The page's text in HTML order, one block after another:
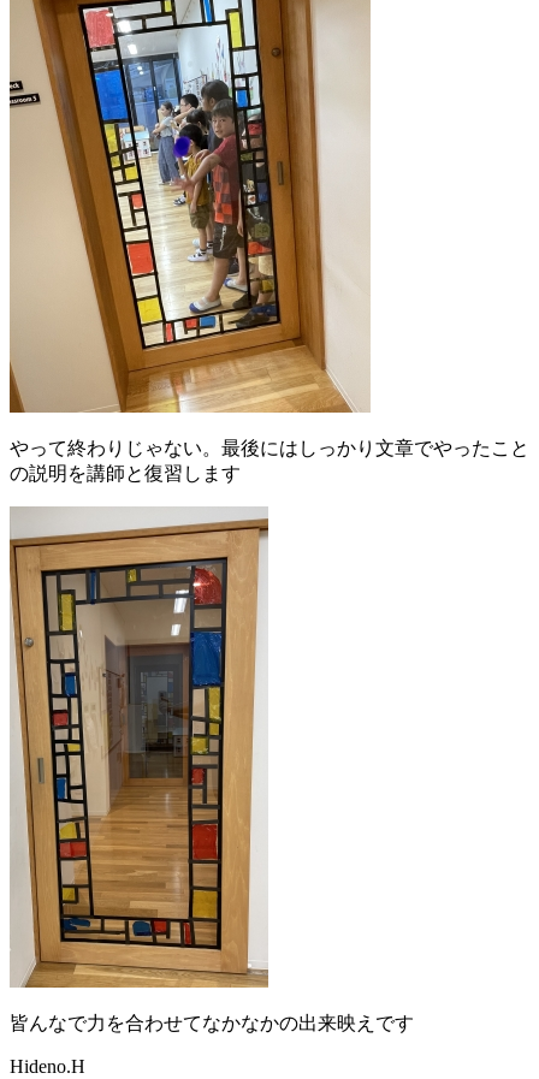
やって終わりじゃない。最後にはしっかり文章でやったこと
の説明を講師と復習します
皆んなで力を合わせてなかなかの出来映えです
Hideno.H